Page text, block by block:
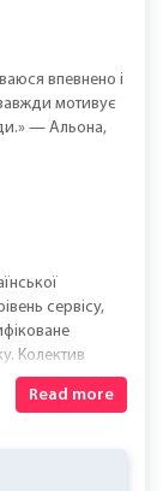
впевнено і
мотивує
— Альона,
сервісу,
Колектив
частиною цієї
Read more